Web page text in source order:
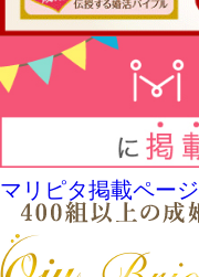
マリピタ掲載ページ